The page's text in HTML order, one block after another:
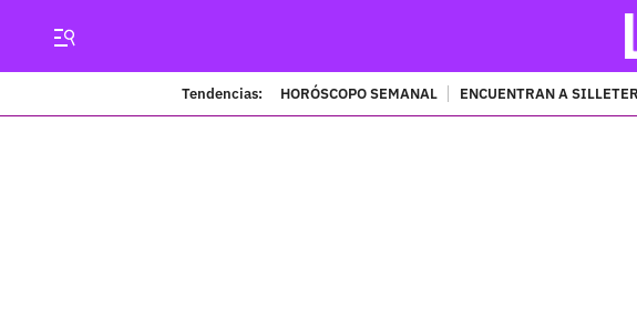
Tendencias: HORÓSCOPO SEMANAL ENCUENTRAN A